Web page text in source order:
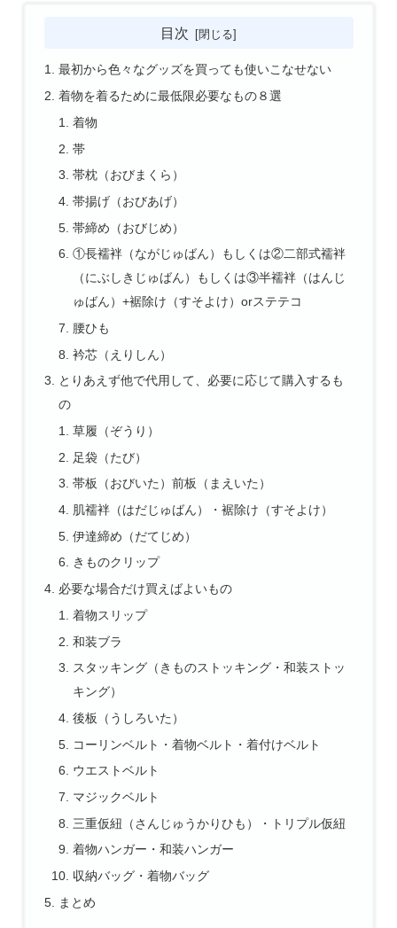
目次
最初から色々なグッズを買っても使いこなせない
着物を着るために最低限必要なもの８選
着物
帯
帯枕（おびまくら）
帯揚げ（おびあげ）
帯締め（おびじめ）
①長襦袢（ながじゅばん）もしくは②二部式襦袢
（にぶしきじゅばん）もしくは③半襦袢（はんじ
ゅばん）+裾除け（すそよけ）orステテコ
腰ひも
衿芯（えりしん）
とりあえず他で代用して、必要に応じて購入するも
の
草履（ぞうり）
足袋（たび）
帯板（おびいた）前板（まえいた）
肌襦袢（はだじゅばん）・裾除け（すそよけ）
伊達締め（だてじめ）
きものクリップ
必要な場合だけ買えばよいもの
着物スリップ
和装ブラ
スタッキング（きものストッキング・和装ストッ
キング）
後板（うしろいた）
コーリンベルト・着物ベルト・着付けベルト
ウエストベルト
マジックベルト
三重仮紐（さんじゅうかりひも）・トリプル仮紐
着物ハンガー・和装ハンガー
収納バッグ・着物バッグ
まとめ